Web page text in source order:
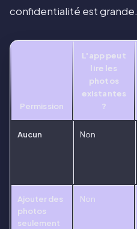
confidentialité est grande.
Permission
L'app peut
lire les
photos
existantes
?
Aucun Non
Ajouter des
photos
seulement
Non